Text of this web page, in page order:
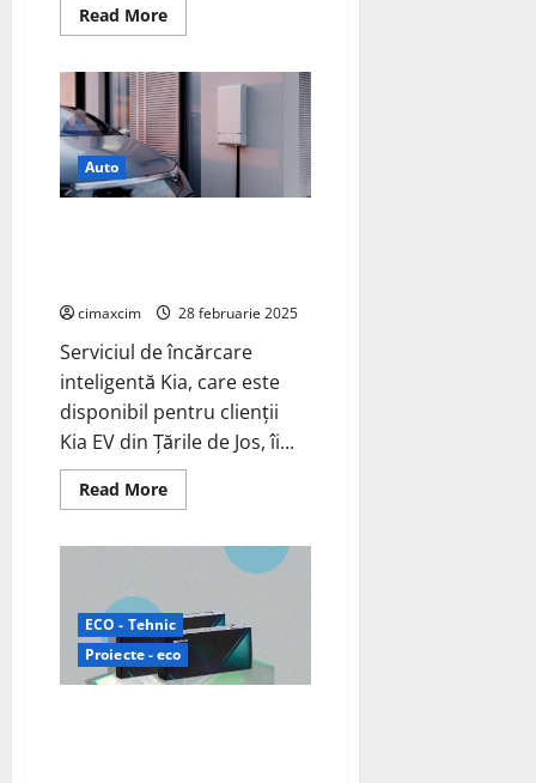
Read MoreRead
more
dezvăluie
specificațiile
complete
ale
modelului
EV4
Auto
cimaxcim 28 februarie 2025
Serviciul de încărcare
inteligentă Kia, care este
disponibil pentru clienții
Kia EV din Țările de Jos, îi...
Read MoreRead
more
lansează
încărcare
servicii
Vehicle-
to-
Home
(V2H)
ECO - Tehnic
Proiecte - eco